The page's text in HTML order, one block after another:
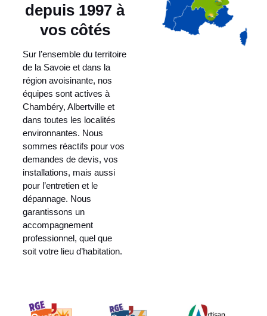
depuis 1997 à
vos côtés
Sur l’ensemble du territoire
de la Savoie et dans la
région avoisinante, nos
équipes sont actives à
Chambéry, Albertville et
dans toutes les localités
environnantes. Nous
sommes réactifs pour vos
demandes de devis, vos
installations, mais aussi
pour l’entretien et le
dépannage. Nous
garantissons un
accompagnement
professionnel, quel que
soit votre lieu d’habitation.